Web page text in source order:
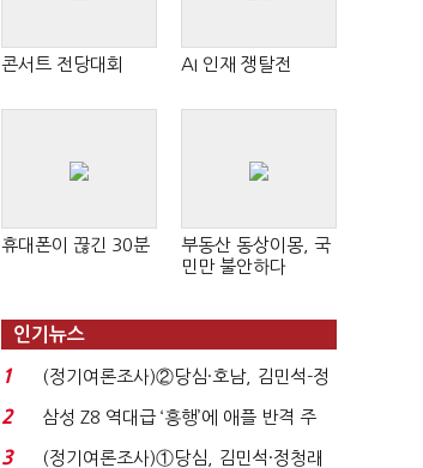
콘서트 전당대회 AI 인재 쟁탈전
휴대폰이 끊긴 30분
부동산 동상이몽, 국
민만 불안하다
인기뉴스
1
(정기여론조사)②당심·호남, 김민석-정
청래 '초접전'...
2
삼성 Z8 역대급 ‘흥행’에 애플 반격 주
목…9월 ‘폴...
3
(정기여론조사)①당심, 김민석·정청래